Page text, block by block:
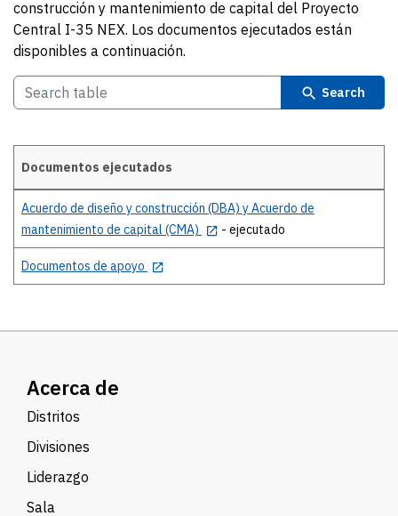
construcción y mantenimiento de capital del Proyecto
Central I-35 NEX. Los documentos ejecutados están
disponibles a continuación.
Search
Details
Documentos ejecutados
Acuerdo de diseño y construcción (DBA) y Acuerdo de
mantenimiento de capital (CMA)
- ejecutado
Documentos de apoyo
Acerca de
Distritos
Divisiones
Liderazgo
Sala